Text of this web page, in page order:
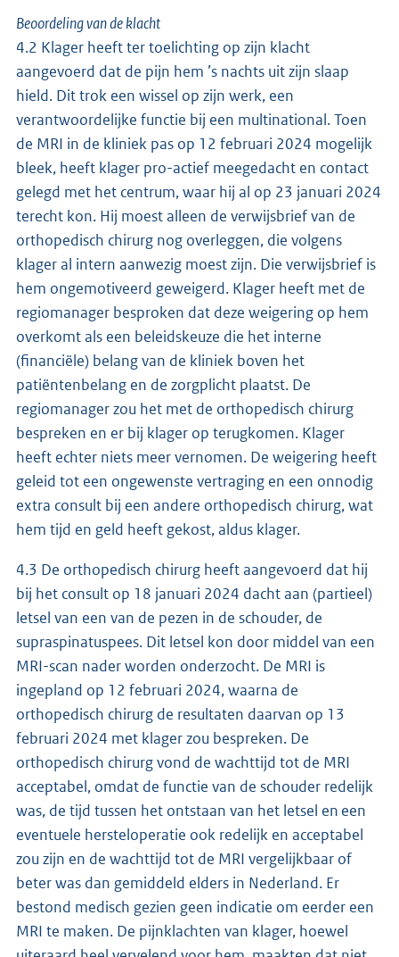
Beoordeling van de klacht
4.2 Klager heeft ter toelichting op zijn klacht
aangevoerd dat de pijn hem ’s nachts uit zijn slaap
hield. Dit trok een wissel op zijn werk, een
verantwoordelijke functie bij een multinational. Toen
de MRI in de kliniek pas op 12 februari 2024 mogelijk
bleek, heeft klager pro-actief meegedacht en contact
gelegd met het centrum, waar hij al op 23 januari 2024
terecht kon. Hij moest alleen de verwijsbrief van de
orthopedisch chirurg nog overleggen, die volgens
klager al intern aanwezig moest zijn. Die verwijsbrief is
hem ongemotiveerd geweigerd. Klager heeft met de
regiomanager besproken dat deze weigering op hem
overkomt als een beleidskeuze die het interne
(financiële) belang van de kliniek boven het
patiëntenbelang en de zorgplicht plaatst. De
regiomanager zou het met de orthopedisch chirurg
bespreken en er bij klager op terugkomen. Klager
heeft echter niets meer vernomen. De weigering heeft
geleid tot een ongewenste vertraging en een onnodig
extra consult bij een andere orthopedisch chirurg, wat
hem tijd en geld heeft gekost, aldus klager.
4.3 De orthopedisch chirurg heeft aangevoerd dat hij
bij het consult op 18 januari 2024 dacht aan (partieel)
letsel van een van de pezen in de schouder, de
supraspinatuspees. Dit letsel kon door middel van een
MRI-scan nader worden onderzocht. De MRI is
ingepland op 12 februari 2024, waarna de
orthopedisch chirurg de resultaten daarvan op 13
februari 2024 met klager zou bespreken. De
orthopedisch chirurg vond de wachttijd tot de MRI
acceptabel, omdat de functie van de schouder redelijk
was, de tijd tussen het ontstaan van het letsel en een
eventuele hersteloperatie ook redelijk en acceptabel
zou zijn en de wachttijd tot de MRI vergelijkbaar of
beter was dan gemiddeld elders in Nederland. Er
bestond medisch gezien geen indicatie om eerder een
MRI te maken. De pijnklachten van klager, hoewel